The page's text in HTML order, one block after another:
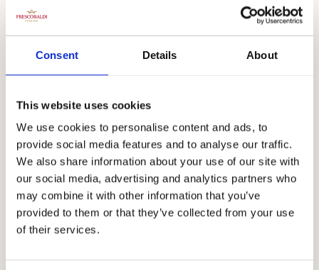
Consent Details About
This website uses cookies
We use cookies to personalise content and ads, to
provide social media features and to analyse our traffic.
We also share information about your use of our site with
our social media, advertising and analytics partners who
may combine it with other information that you’ve
provided to them or that they’ve collected from your use
of their services.
ヴァル・ディ・キアナとヴァル・ディ・オルチャの間の緩
やかな丘陵に位置するカリマイアは、ヴィーノ・ノービ
名で、最も優れた地域の一つと考えられています。ワイナ
リーの丘陵地に広がるブドウ畑は標高300ｍに位置し、日
の素晴らしさをより一層引き出します。
ダウンロード